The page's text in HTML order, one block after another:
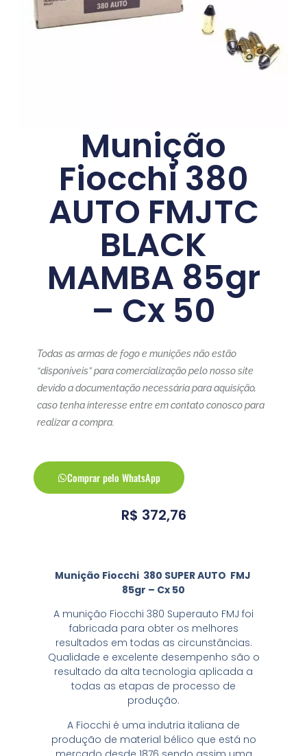
Munição
Fiocchi 380
AUTO FMJTC
BLACK
MAMBA 85gr
– Cx 50
Todas as armas de fogo e munições não estão
“disponíveis” para comercialização pelo nosso site
devido a documentação necessária para aquisição,
caso tenha interesse entre em contato conosco para
realizar a compra.
Comprar pelo WhatsApp
R$ 372,76
Munição Fiocchi 380 SUPER AUTO FMJ
85gr – Cx 50
A munição Fiocchi 380 Superauto FMJ foi
fabricada para obter os melhores
resultados em todas as circunstâncias.
Qualidade e excelente desempenho são o
resultado da alta tecnologia aplicada a
todas as etapas de processo de
produção.
A Fiocchi é uma indutria italiana de
produção de material bélico que está no